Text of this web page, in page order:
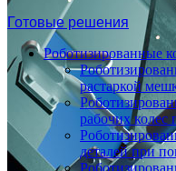
Готовые решения
Роботизированные
растаркой
рабочих
деталей при